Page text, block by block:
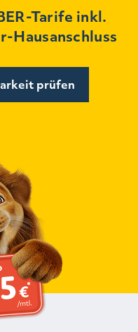
Tarife inkl.
Hausanschluss
prüfen